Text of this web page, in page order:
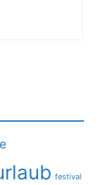
festival